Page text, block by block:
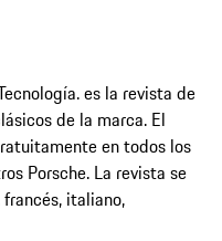
es la revista de
de la marca. El
en todos los
Porsche. La revista se
italiano,